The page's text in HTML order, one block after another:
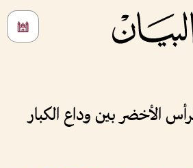
الأخضر بين وداع الكبار